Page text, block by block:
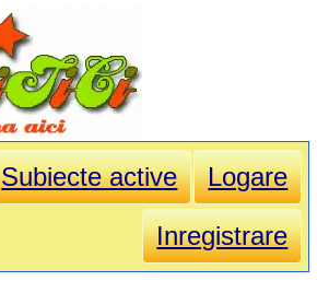
Subiecte active
Logare
Inregistrare